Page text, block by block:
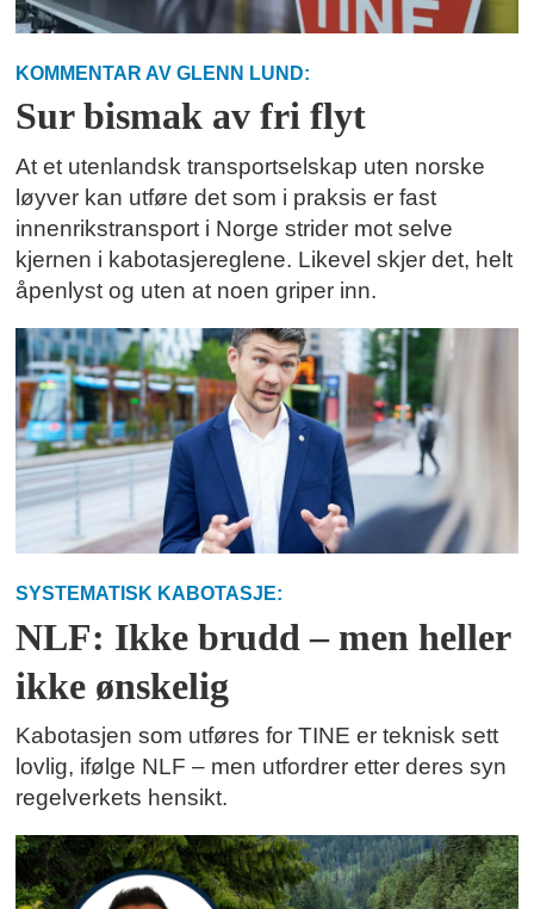
KOMMENTAR AV GLENN LUND:
Sur bismak av fri flyt
At et utenlandsk transportselskap uten norske
løyver kan utføre det som i praksis er fast
innenrikstransport i Norge strider mot selve
kjernen i kabotasjereglene. Likevel skjer det, helt
åpenlyst og uten at noen griper inn.
SYSTEMATISK KABOTASJE:
NLF: Ikke brudd – men heller
ikke ønskelig
Kabotasjen som utføres for TINE er teknisk sett
lovlig, ifølge NLF – men utfordrer etter deres syn
regelverkets hensikt.